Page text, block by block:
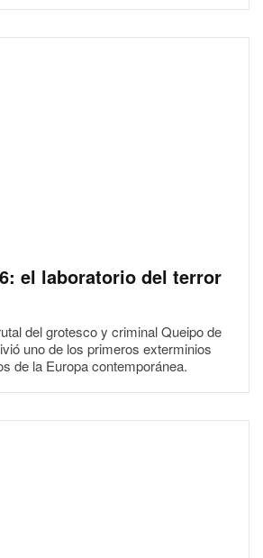
el laboratorio del terror
del grotesco y criminal Queipo de
uno de los primeros exterminios
de la Europa contemporánea.